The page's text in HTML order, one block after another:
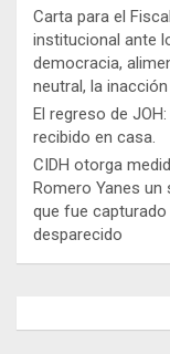
Carta para el
institucional ante
democracia,
neutral, la
El regreso de
recibido en casa.
CIDH otorga
Romero Yanes un
que fue
desparecido